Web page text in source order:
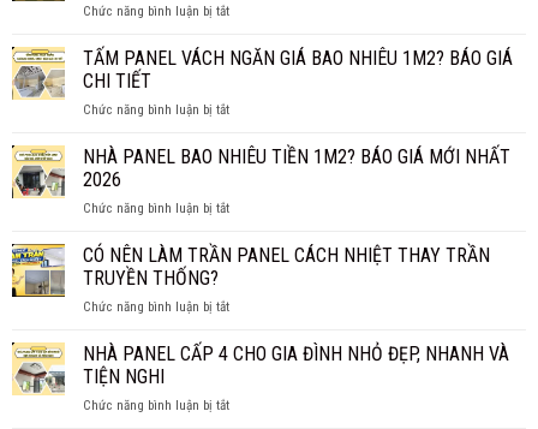
Chức năng bình luận bị tắtở
BÔNG
CÓ
SỰ
HIỆU
TẤM PANEL VÁCH NGĂN GIÁ BAO NHIÊU 1M2? BÁO GIÁ
CHI TIẾT
Chức năng bình luận bị tắtở
PANEL
GIÁ
NHIÊU
GIÁ
TIẾT
NHÀ PANEL BAO NHIÊU TIỀN 1M2? BÁO GIÁ MỚI NHẤT
2026
Chức năng bình luận bị tắtở
PANEL
TIỀN
BÁO
NHẤT
CÓ NÊN LÀM TRẦN PANEL CÁCH NHIỆT THAY TRẦN
TRUYỀN THỐNG?
Chức năng bình luận bị tắtở
NÊN
PANEL
NHÀ PANEL CẤP 4 CHO GIA ĐÌNH NHỎ ĐẸP, NHANH VÀ
TIỆN NGHI
Chức năng bình luận bị tắtở